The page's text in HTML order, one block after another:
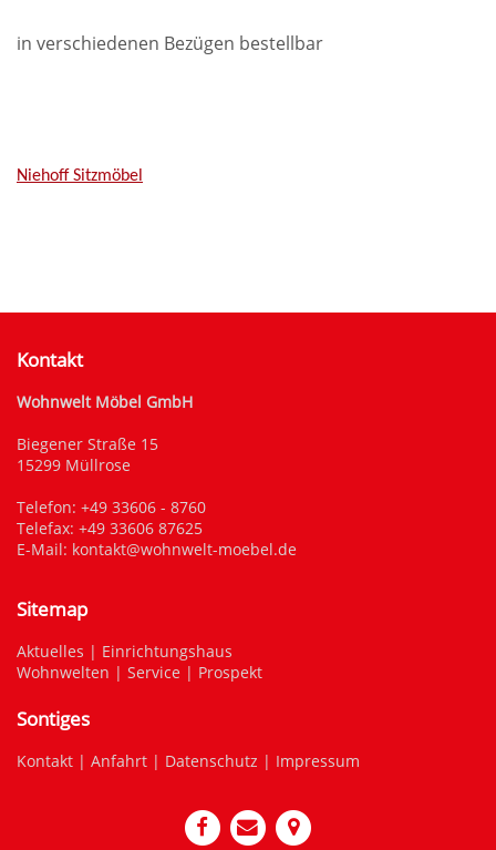
in verschiedenen Bezügen bestellbar
Niehoff Sitzmöbel
Kontakt
Wohnwelt Möbel GmbH
Biegener Straße 15
15299 Müllrose
Telefon: +49 33606 - 8760
Telefax: +49 33606 87625
E-Mail: kontakt@wohnwelt-moebel.de
Sitemap
Aktuelles | Einrichtungshaus
Wohnwelten | Service | Prospekt
Sontiges
Kontakt | Anfahrt | Datenschutz | Impressum